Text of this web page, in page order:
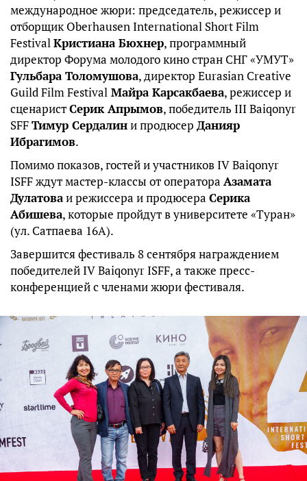
международное жюри: председатель, режиссер и
отборщик Oberhausen International Short Film
FestivalКристиана Бюхнер, программный
директор Форума молодого кино стран СНГ «УМУТ»
Гульбара Толомушова, директор Eurasian Creative
Guild Film Festival Майра Карсакбаева, режиссер и
сценаристСерик Апрымов, победитель III Baiqonyr
SFFТимур Сердалини продюсер Данияр
Ибрагимов.
Помимо показов, гостей и участников IV Baiqonyr
ISFF ждут мастер-классы от оператора Азамата
Дулатоваи режиссера и продюсера Серика
Абишева, которые пройдут в университете «Туран»
(ул. Сатпаева 16А).
Завершится фестиваль 8 сентября награждением
победителей IV Baiqonyr ISFF, а также пресс-
конференцией с членами жюри фестиваля.